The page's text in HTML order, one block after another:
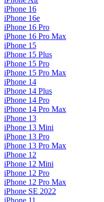
iPhone 16
iPhone 16e
iPhone 16 Pro
iPhone 16 Pro Max
iPhone 15
iPhone 15 Plus
iPhone 15 Pro
iPhone 15 Pro Max
iPhone 14
iPhone 14 Plus
iPhone 14 Pro
iPhone 14 Pro Max
iPhone 13
iPhone 13 Mini
iPhone 13 Pro
iPhone 13 Pro Max
iPhone 12
iPhone 12 Mini
iPhone 12 Pro
iPhone 12 Pro Max
iPhone SE 2022
iPhone 11